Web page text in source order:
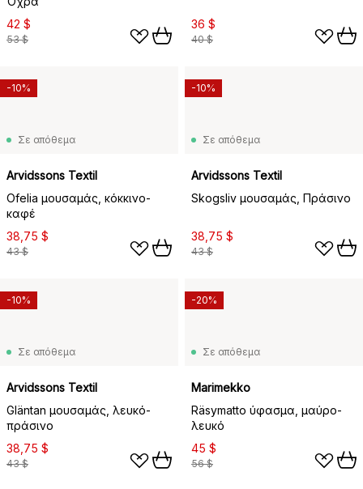
42 $
53 $
36 $
40 $
Σε απόθεμα
Arvidssons Textil
Ofelia μουσαμάς, κόκκινο-
καφέ
38,75 $
43 $
-10%
Σε απόθεμα
Arvidssons Textil
Skogsliv μουσαμάς, Πράσινο
38,75 $
43 $
-10%
Σε απόθεμα
Arvidssons Textil
Gläntan μουσαμάς, λευκό-
πράσινο
38,75 $
43 $
-10%
Σε απόθεμα
Marimekko
Räsymatto ύφασμα, μαύρο-
λευκό
45 $
56 $
-20%